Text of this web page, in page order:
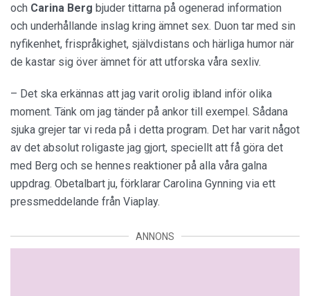
och Carina Berg bjuder tittarna på ogenerad information
och underhållande inslag kring ämnet sex. Duon tar med sin
nyfikenhet, frispråkighet, självdistans och härliga humor när
de kastar sig över ämnet för att utforska våra sexliv.
– Det ska erkännas att jag varit orolig ibland inför olika
moment. Tänk om jag tänder på ankor till exempel. Sådana
sjuka grejer tar vi reda på i detta program. Det har varit något
av det absolut roligaste jag gjort, speciellt att få göra det
med Berg och se hennes reaktioner på alla våra galna
uppdrag. Obetalbart ju, förklarar Carolina Gynning via ett
pressmeddelande från Viaplay.
ANNONS